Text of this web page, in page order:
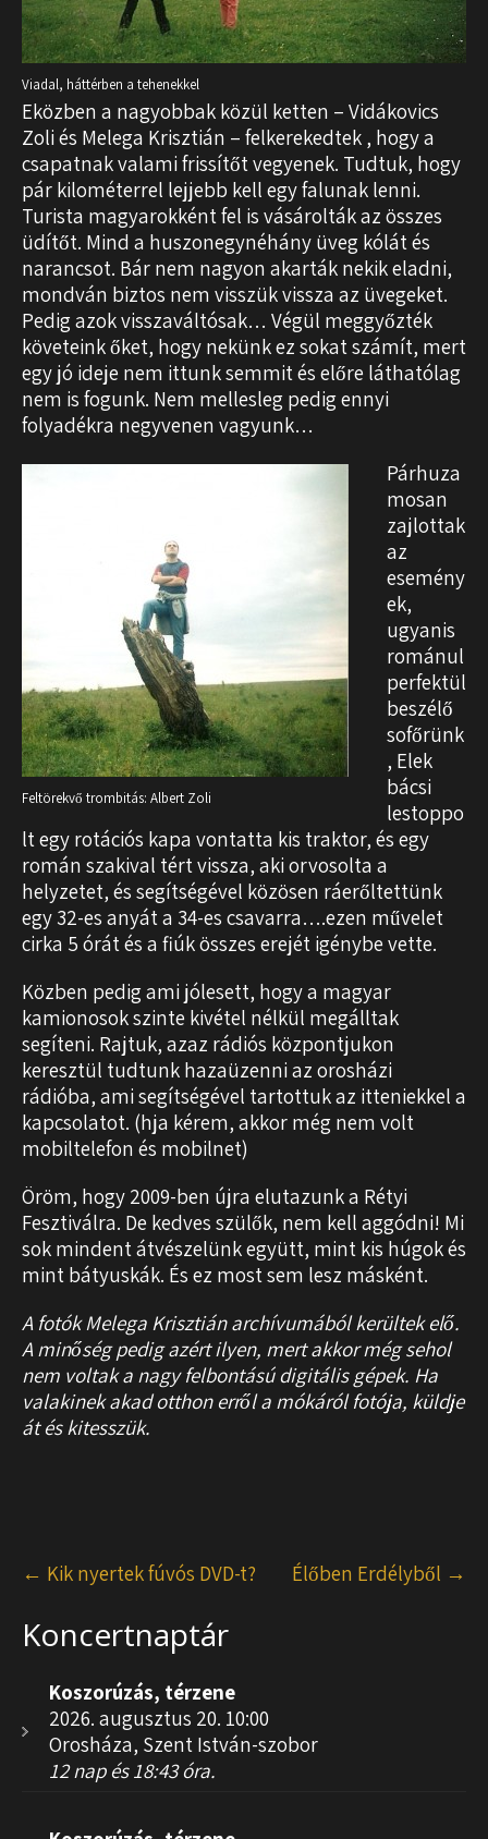
Viadal, háttérben a tehenekkel
Eközben a nagyobbak közül ketten – Vidákovics
Zoli és Melega Krisztián – felkerekedtek , hogy a
csapatnak valami frissítőt vegyenek. Tudtuk, hogy
pár kilométerrel lejjebb kell egy falunak lenni.
Turista magyarokként fel is vásárolták az összes
üdítőt. Mind a huszonegynéhány üveg kólát és
narancsot. Bár nem nagyon akarták nekik eladni,
mondván biztos nem visszük vissza az üvegeket.
Pedig azok visszaváltósak… Végül meggyőzték
követeink őket, hogy nekünk ez sokat számít, mert
egy jó ideje nem ittunk semmit és előre láthatólag
nem is fogunk. Nem mellesleg pedig ennyi
folyadékra negyvenen vagyunk…
Feltörekvő trombitás: Albert Zoli
Párhuza
mosan
zajlottak
az
esemény
ek,
ugyanis
románul
perfektül
beszélő
sofőrünk
, Elek
bácsi
lestoppo
lt egy rotációs kapa vontatta kis traktor, és egy
román szakival tért vissza, aki orvosolta a
helyzetet, és segítségével közösen ráerőltettünk
egy 32-es anyát a 34-es csavarra….ezen művelet
cirka 5 órát és a fiúk összes erejét igénybe vette.
Közben pedig ami jólesett, hogy a magyar
kamionosok szinte kivétel nélkül megálltak
segíteni. Rajtuk, azaz rádiós központjukon
keresztül tudtunk hazaüzenni az orosházi
rádióba, ami segítségével tartottuk az itteniekkel a
kapcsolatot. (hja kérem, akkor még nem volt
mobiltelefon és mobilnet)
Öröm, hogy 2009-ben újra elutazunk a Rétyi
Fesztiválra. De kedves szülők, nem kell aggódni! Mi
sok mindent átvészelünk együtt, mint kis húgok és
mint bátyuskák. És ez most sem lesz másként.
A fotók Melega Krisztián archívumából kerültek elő.
A minőség pedig azért ilyen, mert akkor még sehol
nem voltak a nagy felbontású digitális gépek. Ha
valakinek akad otthon erről a mókáról fotója, küldje
át és kitesszük.
Post
navigation
← Kik nyertek fúvós DVD-t? Élőben Erdélyből →
Koncertnaptár
Koszorúzás, térzene
2026. augusztus 20. 10:00
Orosháza, Szent István-szobor
12 nap és 18:43 óra.